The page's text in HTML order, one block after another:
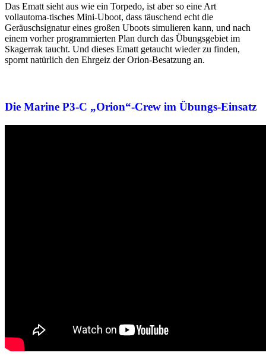
Das Ematt sieht aus wie ein Torpedo, ist aber so eine Art
vollautoma-tisches Mini-Uboot, dass täuschend echt die
Geräuschsignatur eines großen Uboots simulieren kann, und nach
einem vorher programmierten Plan durch das Übungsgebiet im
Skagerrak taucht. Und dieses Ematt getaucht wieder zu finden,
spornt natürlich den Ehrgeiz der Orion-Besatzung an.
Die Marine P3-C „Orion“-Crew im Übungs-Einsatz